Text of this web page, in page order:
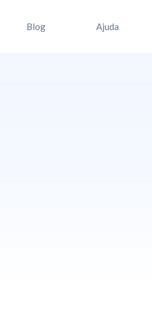
Blog Ajuda